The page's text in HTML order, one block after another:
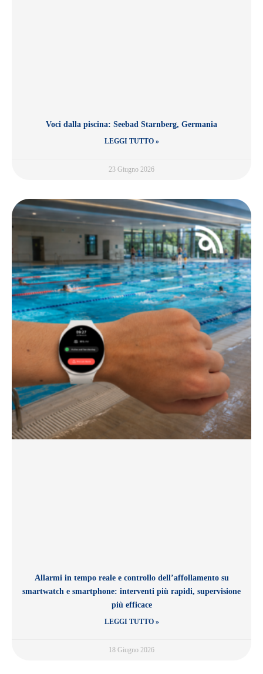
Voci dalla piscina: Seebad Starnberg, Germania
LEGGI TUTTO »
23 Giugno 2026
Allarmi in tempo reale e controllo dell’affollamento su
smartwatch e smartphone: interventi più rapidi, supervisione
più efficace
LEGGI TUTTO »
18 Giugno 2026